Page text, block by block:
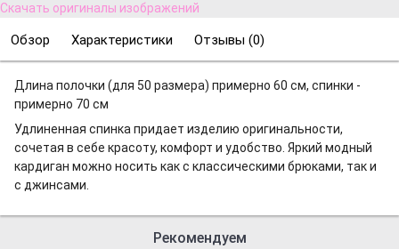
Скачать оригиналы изображений
Обзор Характеристики Отзывы (0)
Длина полочки (для 50 размера) примерно 60 см, спинки -
примерно 70 см
Удлиненная спинка придает изделию оригинальности,
сочетая в себе красоту, комфорт и удобство. Яркий модный
кардиган можно носить как с классическими брюками, так и
с джинсами.
Рекомендуем